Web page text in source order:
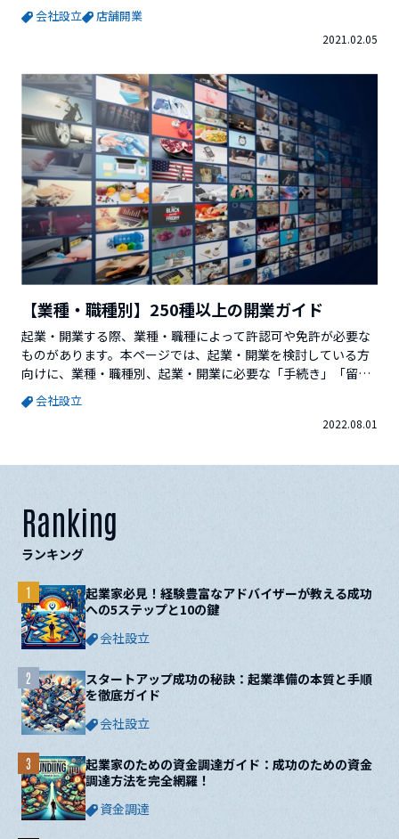
はないでしょうか？今回は、フィットネスジムでの開業につい
て解説していきます。※この記事を書いているVector Venture
Supportを運営している株式会社ベクターホールディングスが
会社設立 店舗開業
2021.02.05
【業種・職種別】250種以上の開業ガイド
起業・開業する際、業種・職種によって許認可や免許が必要な
ものがあります。本ページでは、起業・開業を検討している方
向けに、業種・職種別、起業・開業に必要な「手続き」「留意
点」「準備事項」「係る費用」などをまとめています。[toc]業
種・職種別 開業ガイド 【ア行】アウトドアインストラクター
アクセサリーショップアクチュアリーアニメーターアパー...
会社設立
2022.08.01
Ranking
ランキング
起業家必見！経験豊富なアドバイザーが教える成功
への5ステップと10の鍵
会社設立
1
スタートアップ成功の秘訣：起業準備の本質と手順
を徹底ガイド
会社設立
2
起業家のための資金調達ガイド：成功のための資金
調達方法を完全網羅！
資金調達
3